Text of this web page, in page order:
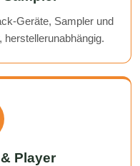
Geräte, Sampler und
herstellerunabhängig.
Player